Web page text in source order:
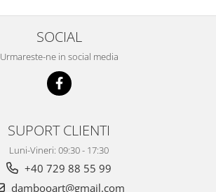
SOCIAL
Urmareste-ne in social media
SUPORT CLIENTI
Luni-Vineri: 09:30 - 17:30
+40 729 88 55 99
dambooart@gmail.com